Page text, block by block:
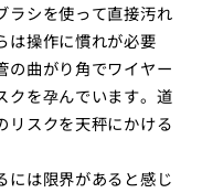
ラシを使って直接汚れ
は操作に慣れが必要
の曲がり角でワイヤー
クを孕んでいます。道
リスクを天秤にかける
には限界があると感じ